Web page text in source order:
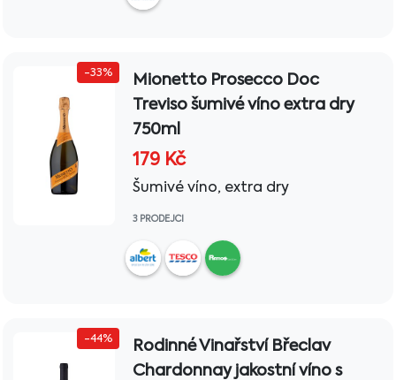
-33%
Mionetto Prosecco Doc
Treviso šumivé víno extra dry
750ml
179 Kč
Šumivé víno, extra dry
3 PRODEJCI
-44%
Rodinné Vinařství Břeclav
Chardonnay jakostní víno s